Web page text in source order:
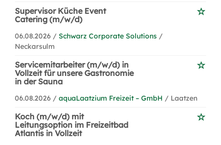
Supervisor Küche Event
Catering (m/w/d)
06.08.2026 / Schwarz Corporate Solutions /
Neckarsulm
Servicemitarbeiter (m/w/d) in
Vollzeit für unsere Gastronomie
in der Sauna
06.08.2026 / aquaLaatzium Freizeit – GmbH / Laatzen
Koch (m/w/d) mit
Leitungsoption im Freizeitbad
Atlantis in Vollzeit